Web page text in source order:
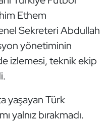
Ethem
Sekreteri Abdullah
yönetiminin
izlemesi, teknik ekip
yaşayan Türk
yalnız bırakmadı.